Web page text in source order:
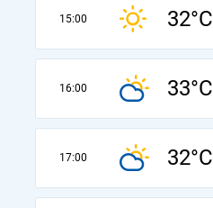
15:00 32°C
16:00 33°C
17:00 32°C